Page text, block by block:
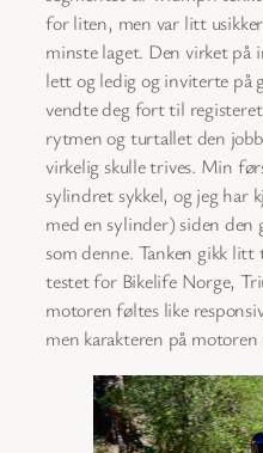
for liten, men var litt
minste laget. Den virket på
lett og ledig og inviterte på
vendte deg fort til
rytmen og turtallet den
virkelig skulle trives. Min
sylindret sykkel, og jeg har
med en sylinder) siden
som denne. Tanken gikk
testet for Bikelife Norge,
motoren føltes like
men karakteren på